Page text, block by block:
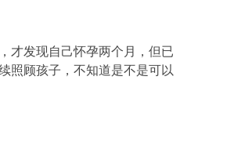
才发现自己怀孕两个月，但已
照顾孩子，不知道是不是可以